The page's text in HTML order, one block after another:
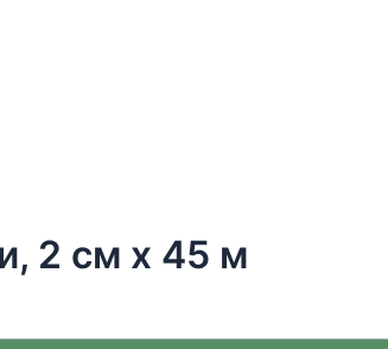
2 см х 45 м